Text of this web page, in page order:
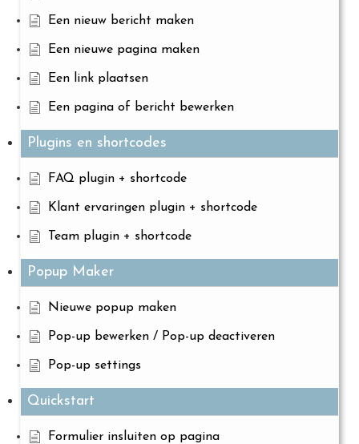
Een nieuw bericht maken
Een nieuwe pagina maken
Een link plaatsen
Een pagina of bericht bewerken
Plugins en shortcodes
FAQ plugin + shortcode
Klant ervaringen plugin + shortcode
Team plugin + shortcode
Popup Maker
Nieuwe popup maken
Pop-up bewerken / Pop-up deactiveren
Pop-up settings
Quickstart
Formulier insluiten op pagina